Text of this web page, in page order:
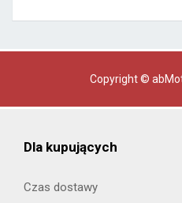
Copyright ©
Dla kupujących
Czas dostawy